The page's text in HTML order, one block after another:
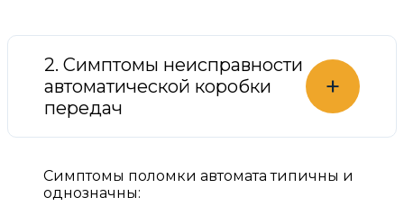
2. Симптомы неисправности
автоматической коробки
передач
+
Симптомы поломки автомата типичны и
однозначны: